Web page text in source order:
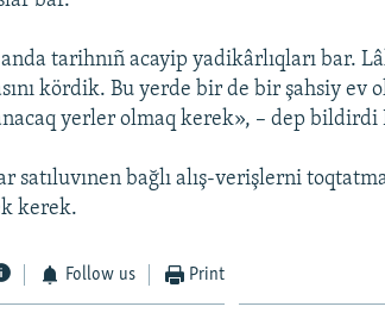
anda tarihnıñ acayip yadikârlıqları bar.
kördik. Bu yerde bir de bir şahsiy ev
yerler olmaq kerek», – dep bildirdi
satıluvınen bağlı alış-verişlerni
kerek.
Follow us Print